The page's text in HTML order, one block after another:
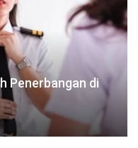
Penerbangan di